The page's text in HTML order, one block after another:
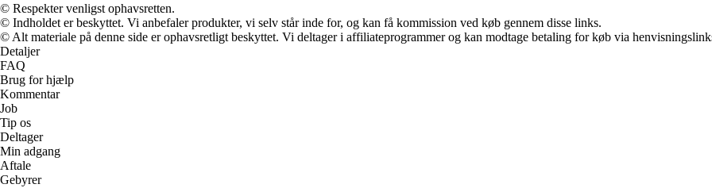
© Respekter venligst ophavsretten.
© Indholdet er beskyttet. Vi anbefaler produkter, vi selv står inde for, og kan få kommission ved køb gennem disse links.
© Alt materiale på denne side er ophavsretligt beskyttet. Vi deltager i affiliateprogrammer og kan modtage betaling for køb via
Detaljer
FAQ
Brug for hjælp
Kommentar
Job
Tip os
Deltager
Min adgang
Aftale
Gebyrer